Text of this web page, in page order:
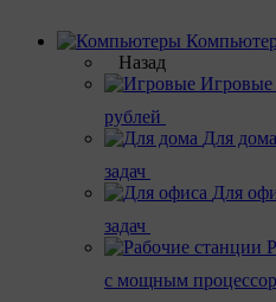
Назад
Игровые
рублей
Для дома
задач
Для
задач
с мощным